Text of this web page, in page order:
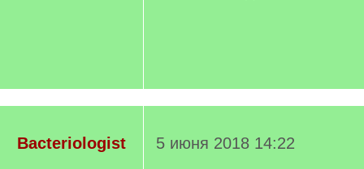
Bacteriologist
5 июня 2018 14:22